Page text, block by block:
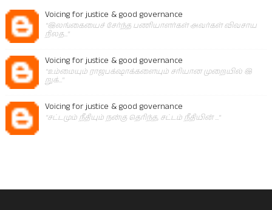
Voicing for justice & good governance
"இலங்கையைச் சேர்ந்த பணியாளர்கள் அவர்கள் விவசாய
நிலத..."
Voicing for justice & good governance
"உம்மையும் ராஜபக்‌ஷாக்களையும் சரியான முறையில் இ
றுக்..."
Voicing for justice & good governance
"சட்டமும் நீதியும் நன்கு தெரிந்த, சட்டம் நீதியின் ..."